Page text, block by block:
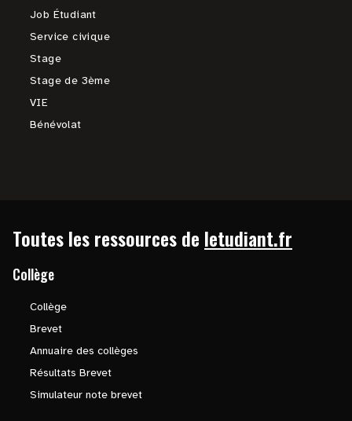
Job Étudiant
Service civique
Stage
Stage de 3ème
VIE
Bénévolat
Toutes les ressources de letudiant.fr
Collège
Collège
Brevet
Annuaire des collèges
Résultats Brevet
Simulateur note brevet